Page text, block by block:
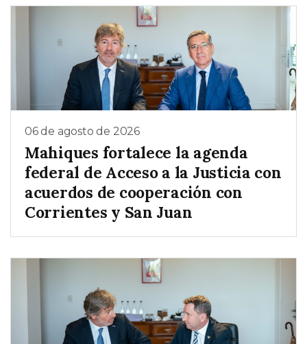
06 de agosto de 2026
Mahiques fortalece la agenda
federal de Acceso a la Justicia con
acuerdos de cooperación con
Corrientes y San Juan